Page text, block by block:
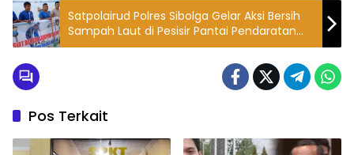
Satpolairud Polres Sibolga Gelar Aksi Bersih
Sampah Laut di Pesisir Pantai Pendaratan
Sarudik
Pos Terkait